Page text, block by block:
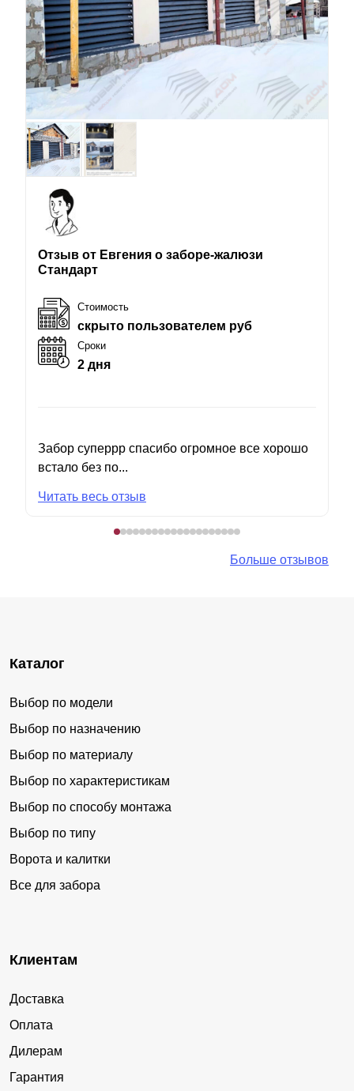
Отзыв от Евгения о заборе-жалюзи
Стандарт
Стоимость
скрыто пользователем руб
Сроки
2 дня
Забор суперрр спасибо огромное все хорошо
встало без по...
Читать весь отзыв
Больше отзывов
Каталог
Выбор по модели
Выбор по назначению
Выбор по материалу
Выбор по характеристикам
Выбор по способу монтажа
Выбор по типу
Ворота и калитки
Все для забора
Клиентам
Доставка
Оплата
Дилерам
Гарантия